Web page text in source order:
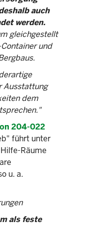
auch
werden.
gleichgestellt
und
Ausstattung
dem
204-022
führt unter
Räume
u. a.
als feste